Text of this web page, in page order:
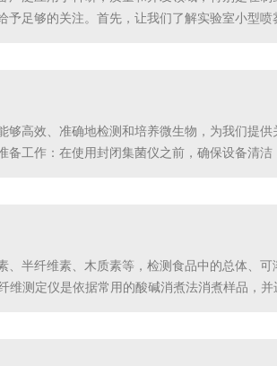
足够的关注。首先，让我们了解实验室小型喷
高效、准确地检测和培养微生物，为我们提
工作：在使用封闭集菌仪之前，确保设备清洁
半纤维素、木质素等，检测食品中的总体、
测定仪是依据常用的酸碱消煮法消煮样品，并